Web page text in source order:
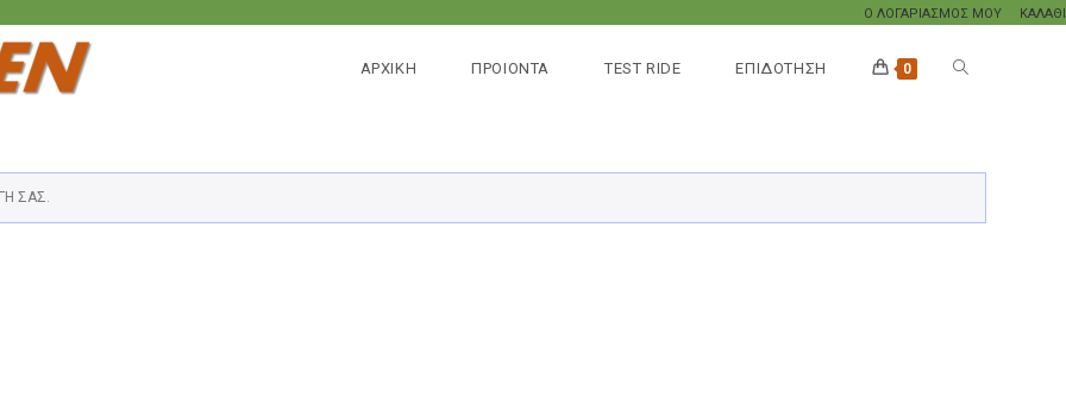
Ο ΛΟΓΑΡΙΑΣΜΟΣ ΜΟΥ ΚΑΛΑΘΙ
ΑΡΧΙΚΗ ΠΡΟΙΟΝΤΑ TEST RIDE ΕΠΙΔΟΤΗΣΗ 0 TOGGLE
ΣΑΣ.